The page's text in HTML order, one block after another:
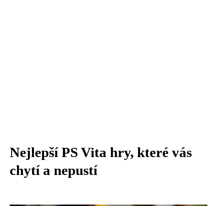
Nejlepší PS Vita hry, které vás
chytí a nepustí